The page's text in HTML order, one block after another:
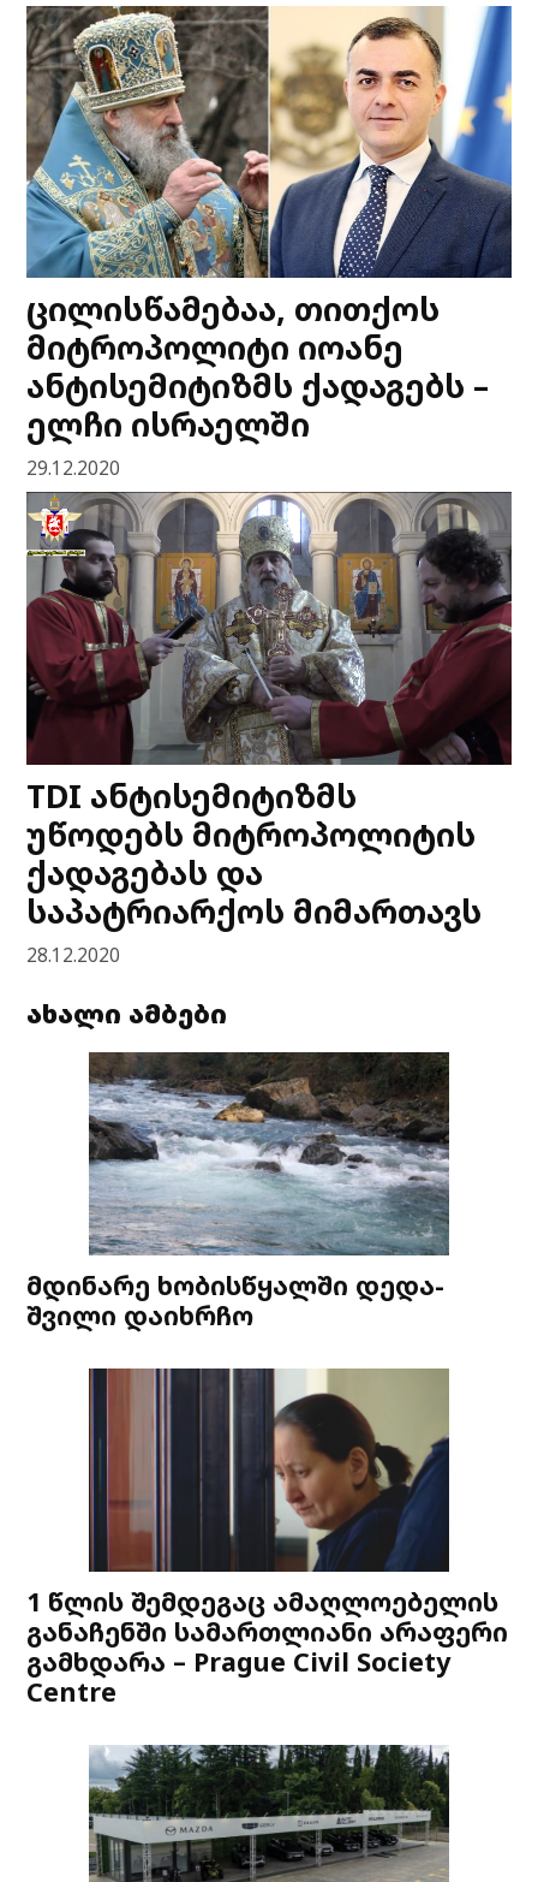
ცილისწამებაა, თითქოს
მიტროპოლიტი იოანე
ანტისემიტიზმს ქადაგებს –
ელჩი ისრაელში
29.12.2020
TDI ანტისემიტიზმს
უწოდებს მიტროპოლიტის
ქადაგებას და
საპატრიარქოს მიმართავს
28.12.2020
ახალი ამბები
მდინარე ხობისწყალში დედა-
შვილი დაიხრჩო
1 წლის შემდეგაც ამაღლოებელის
განაჩენში სამართლიანი არაფერი
გამხდარა – Prague Civil Society
Centre